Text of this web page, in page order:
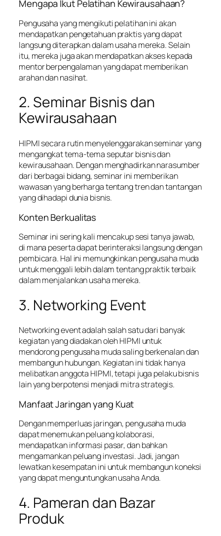
Mengapa Ikut Pelatihan Kewirausahaan?
Pengusaha yang mengikuti pelatihan ini akan
mendapatkan pengetahuan praktis yang dapat
langsung diterapkan dalam usaha mereka. Selain
itu, mereka juga akan mendapatkan akses kepada
mentor berpengalaman yang dapat memberikan
arahan dan nasihat.
2. Seminar Bisnis dan
Kewirausahaan
HIPMI secara rutin menyelenggarakan seminar yang
mengangkat tema-tema seputar bisnis dan
kewirausahaan. Dengan menghadirkan narasumber
dari berbagai bidang, seminar ini memberikan
wawasan yang berharga tentang tren dan tantangan
yang dihadapi dunia bisnis.
Konten Berkualitas
Seminar ini sering kali mencakup sesi tanya jawab,
di mana peserta dapat berinteraksi langsung dengan
pembicara. Hal ini memungkinkan pengusaha muda
untuk menggali lebih dalam tentang praktik terbaik
dalam menjalankan usaha mereka.
3. Networking Event
Networking event adalah salah satu dari banyak
kegiatan yang diadakan oleh HIPMI untuk
mendorong pengusaha muda saling berkenalan dan
membangun hubungan. Kegiatan ini tidak hanya
melibatkan anggota HIPMI, tetapi juga pelaku bisnis
lain yang berpotensi menjadi mitra strategis.
Manfaat Jaringan yang Kuat
Dengan memperluas jaringan, pengusaha muda
dapat menemukan peluang kolaborasi,
mendapatkan informasi pasar, dan bahkan
mengamankan peluang investasi. Jadi, jangan
lewatkan kesempatan ini untuk membangun koneksi
yang dapat menguntungkan usaha Anda.
4. Pameran dan Bazar
Produk